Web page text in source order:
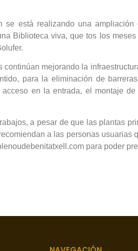
se está realizando una
Biblioteca viva, que tos los
continúan mejorando la
para la eliminación de
en la entrada, el montaje
a pesar de que las plantas
a las personas
para poder